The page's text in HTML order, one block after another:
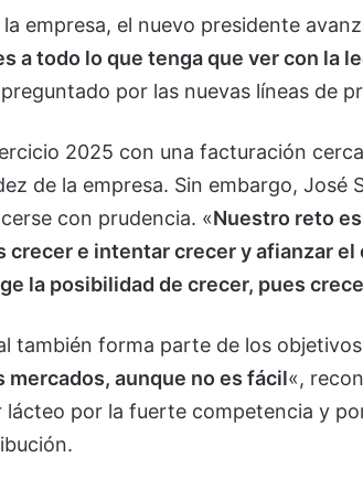
empresa, el nuevo presidente
a todo lo que tenga que ver con la
por las nuevas líneas de
2025 con una facturación
de la empresa. Sin embargo, José
con prudencia. «Nuestro reto
crecer e intentar crecer y afianzar
la posibilidad de crecer, pues
también forma parte de los
mercados, aunque no es fácil«,
lácteo por la fuerte competencia y